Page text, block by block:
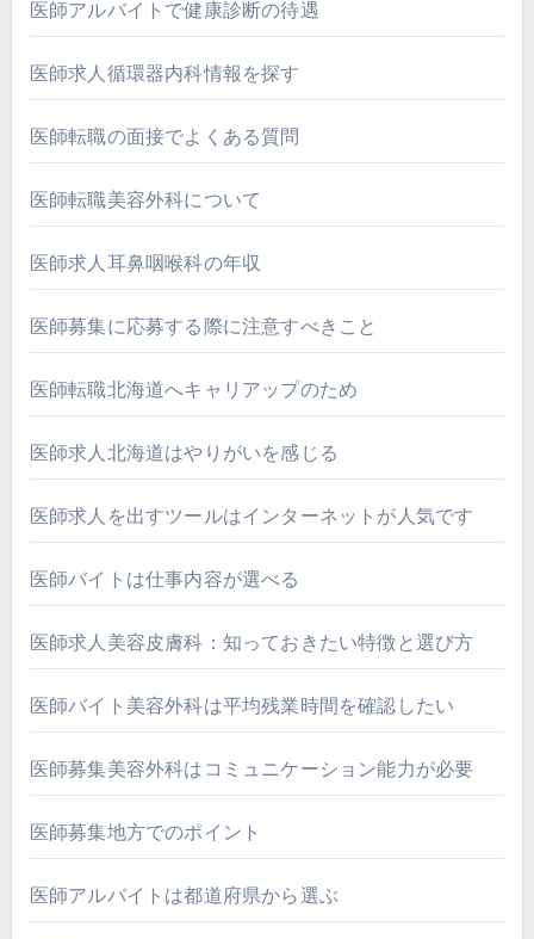
医師アルバイトで健康診断の待遇
医師求人循環器内科情報を探す
医師転職の面接でよくある質問
医師転職美容外科について
医師求人耳鼻咽喉科の年収
医師募集に応募する際に注意すべきこと
医師転職北海道へキャリアップのため
医師求人北海道はやりがいを感じる
医師求人を出すツールはインターネットが人気です
医師バイトは仕事内容が選べる
医師求人美容皮膚科：知っておきたい特徴と選び方
医師バイト美容外科は平均残業時間を確認したい
医師募集美容外科はコミュニケーション能力が必要
医師募集地方でのポイント
医師アルバイトは都道府県から選ぶ